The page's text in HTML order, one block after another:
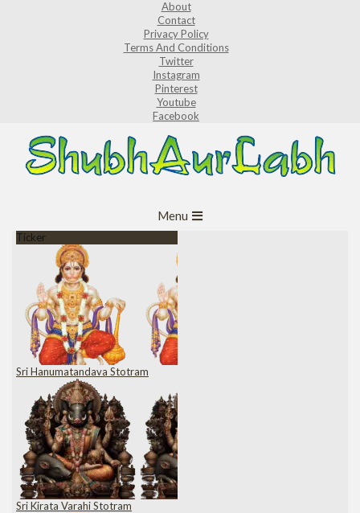
About
Contact
Privacy Policy
Terms And Conditions
Twitter
Instagram
Pinterest
Youtube
Facebook
Navigation
Menu
Ticker
Sri Hanumatandava Stotram
Sri Kirata Varahi Stotram